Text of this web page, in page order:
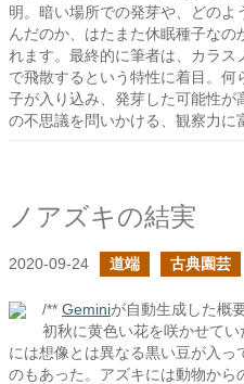
明。暗い場所での発芽や、どの
んだのか、はたまた休眠種子なの
れます。最終的に筆者は、カラス
で飛散するという特性に着目。
子が入り込み、発芽した可能性が
の不思議を問いかける、観察力に
ノアズキの結実
2020-09-24 道端 古典園芸
/** Geminiが自動生成した概
初秋に黄色い花を咲かせて
には想像とは異なる黒い豆が入っ
のもあった。アズキには動物から